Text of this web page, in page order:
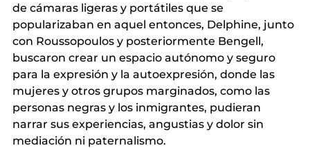
de cámaras ligeras y portátiles que se
popularizaban en aquel entonces, Delphine, junto
con Roussopoulos y posteriormente Bengell,
buscaron crear un espacio autónomo y seguro
para la expresión y la autoexpresión, donde las
mujeres y otros grupos marginados, como las
personas negras y los inmigrantes, pudieran
narrar sus experiencias, angustias y dolor sin
mediación ni paternalismo.